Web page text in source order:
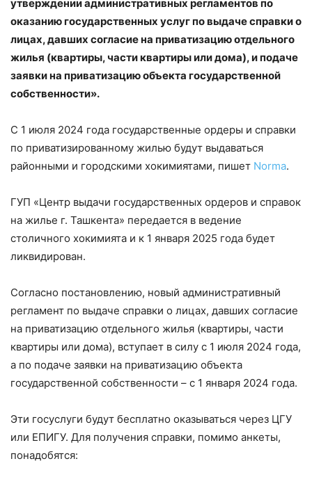
утверждении административных регламентов по
оказанию государственных услуг по выдаче справки о
лицах, давших согласие на приватизацию отдельного
жилья (квартиры, части квартиры или дома), и подаче
заявки на приватизацию объекта государственной
собственности».
С 1 июля 2024 года государственные ордеры и справки
по приватизированному жилью будут выдаваться
районными и городскими хокимиятами, пишет Norma.
ГУП «Центр выдачи государственных ордеров и справок
на жилье г. Ташкента» передается в ведение
столичного хокимията и к 1 января 2025 года будет
ликвидирован.
Согласно постановлению, новый административный
регламент по выдаче справки о лицах, давших согласие
на приватизацию отдельного жилья (квартиры, части
квартиры или дома), вступает в силу с 1 июля 2024 года,
а по подаче заявки на приватизацию объекта
государственной собственности – с 1 января 2024 года.
Эти госуслуги будут бесплатно оказываться через ЦГУ
или ЕПИГУ. Для получения справки, помимо анкеты,
понадобятся: